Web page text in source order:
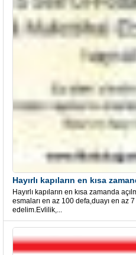
Hayırlı kapıların en kısa zamanda
esmaları en az 100 defa,duayı en az
edelim.Evlilik,...